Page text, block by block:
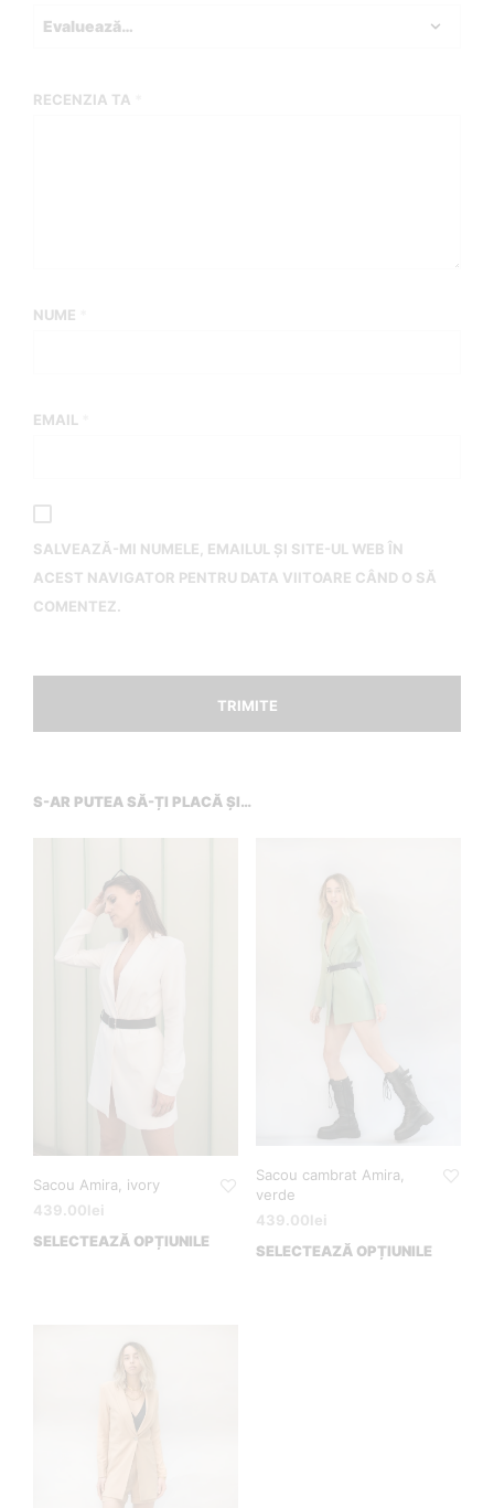
RECENZIA TA
NUME
EMAIL
SALVEAZĂ-MI NUMELE, EMAILUL ȘI SITE-UL WEB ÎN
ACEST NAVIGATOR PENTRU DATA VIITOARE CÂND O SĂ
COMENTEZ.
S-AR PUTEA SĂ-ȚI PLACĂ ȘI…
Sacou Amira, ivory
439.00lei
SELECTEAZĂ OPȚIUNILE
Sacou cambrat Amira,
verde
439.00lei
SELECTEAZĂ OPȚIUNILE